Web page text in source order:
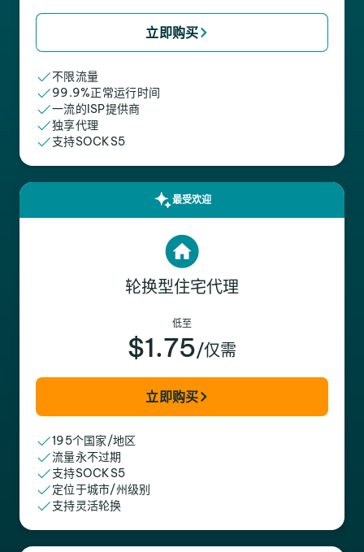
立即购买
不限流量
99.9%正常运行时间
一流的ISP提供商
独享代理
支持SOCKS5
最受欢迎
轮换型住宅代理
低至
$1.75/仅需
立即购买
195个国家/地区
流量永不过期
支持SOCKS5
定位于城市/州级别
支持灵活轮换